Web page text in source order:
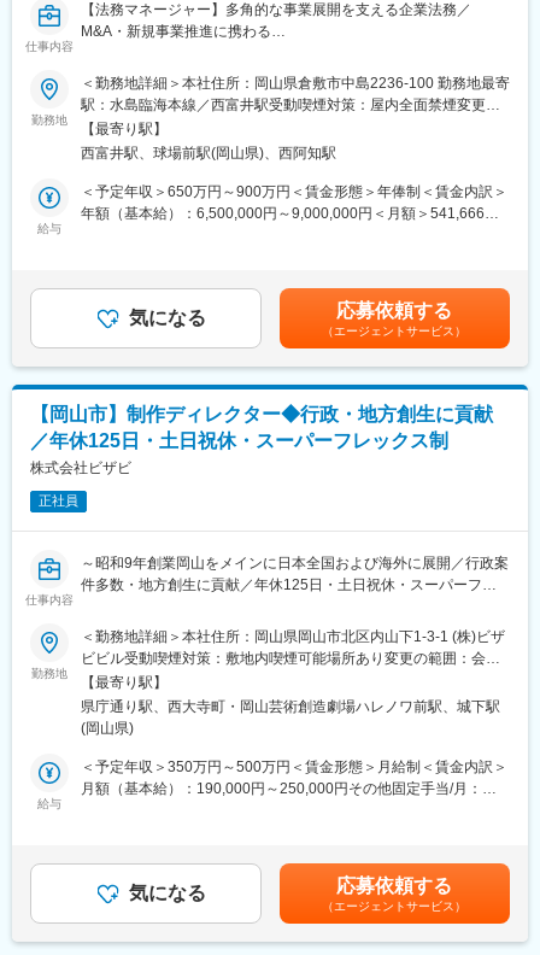
・決算短信・有価証券報告書の基礎資料作成
・監査法人対応
■「連結決算だけで終わらない」キャリアの伸びしろが大きいポジ
ション
事業成長や組織体制に応じて、以下のような管理部門全般の高度
な業務にも関わっていただけます。
・内部統制対応
・グループ会社のBCP整備
- 管理会計を通じた事業分析
- DX推進による経理業務改善
- 経営意思決定に直結するプロジェクトへの参画
■組織構成
管理部門：7名（男性4名／女性3名）
※入社後はリーダー候補として、裁量をもって業務を担っていただ
けます。
■働き方
年間休日125日、土日祝休
残業20程
フレックスタイム制
テレワーク週２日程度
仕事内容
【法務マネージャー】多角的な事業展開を支える企業法務／
M&A・新規事業推進に携わる
■業務概要
モトヤユナイテッドグループの法務マネージャーとして、グルー
プ各社の事業成長を法務面から支えていただきます。教習所、ド
ローン、不動産、飲食、アパレルなど多彩な事業領域において、
契約法務・商事法務・M&A支援など幅広い業務を担当。経営陣や
事業責任者と連携しながら、法的リスクの管理と事業推進の両立
を実現する重要なポジションです。
・M&A案件における法務デューデリジェンス（DD）
・株式譲渡契約書や各種関連契約書のレビュー・作成
・弁護士・会計士など外部専門家との連携・調整
〇契約・企業法務
・グループ各社の契約書作成、審査、レビュー
・取引に伴う法的リスクの分析および対応提案
・新規事業立ち上げ時の法務支援
・各部門からの法務相談対応
〇商事法務・ガバナンス
・株主総会、取締役会運営に関する法務対応
・登記手続きや各種法令対応の管理
・コンプライアンス体制の強化・運用
■業務の魅力
契約書レビューや法務相談対応にとどまらず、M&Aや組織再編、
新規事業立ち上げ支援など、経営戦略に直結する案件にも携わる
ことができるため、法務の専門性と事業理解の双方を高められる
進めているフェーズのため、業務フローの構築や組織づくりにも
主体的に関与可能です。将来的には法務責任者やグループ全体の
・フレックスタイム制（コアタイムなし）
・オフィスカジュアル可
・福利厚生サービス加入
・企業年金制度あり
勤務地
＜勤務地詳細＞本社住所：岡山県倉敷市中島2236-100 勤務地最寄
駅：水島臨海本線／西富井駅受動喫煙対策：屋内全面禁煙変更の
範囲：会社の定める事業所
【最寄り駅】
西富井駅、球場前駅(岡山県)、西阿知駅
給与
＜予定年収＞650万円～900万円＜賃金形態＞年俸制＜賃金内訳＞
年額（基本給）：6,500,000円～9,000,000円＜月額＞541,666円
気になる 応募依頼する
（エージェントサービス）
【岡山市】制作ディレクター◆行政・地方創生に貢献
／年休125日・土日祝休・スーパーフレックス制
株式会社ビザビ
正社員
仕事内容
～昭和9年創業岡山をメインに日本全国および海外に展開／行政案
件多数・地方創生に貢献／年休125日・土日祝休・スーパーフレ
のデジタルサイネージを取り扱う～
■業務内容：
当社のクリエイティブ・プランニング局にて、制作物のクリエイ
ティブ・ディレクション業務を行っていただける方を募集いたし
ます。
マスメディアの広告、動画、Web、ポスター、チラシなど制作物
のディレクションを担当。制作パートナーに制作依頼を行い、そ
■想定職種：
勤務地
＜勤務地詳細＞本社住所：岡山県岡山市北区内山下1-3-1 (株)ビザ
ビビル受動喫煙対策：敷地内喫煙可能場所あり変更の範囲：会社
の定める事業所
【最寄り駅】
県庁通り駅、西大寺町・岡山芸術創造劇場ハレノワ前駅、城下駅
(岡山県)
給与
＜予定年収＞350万円～500万円＜賃金形態＞月給制＜賃金内訳＞
月額（基本給）：190,000円～250,000円その他固定手当/月：
可能性があります。月給(月額)は固定手当を含めた表記です。
気になる 応募依頼する
（エージェントサービス）